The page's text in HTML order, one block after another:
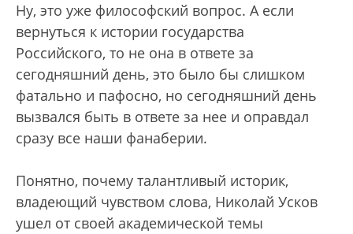
Ну, это уже философский вопрос. А если
вернуться к истории государства
Российского, то не она в ответе за
сегодняшний день, это было бы слишком
фатально и пафосно, но сегодняшний день
вызвался быть в ответе за нее и оправдал
сразу все наши фанаберии.
Понятно, почему талантливый историк,
владеющий чувством слова, Николай Усков
ушел от своей академической темы